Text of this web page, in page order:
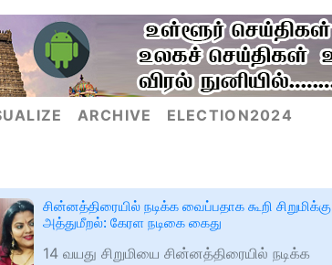
ARCHIVE ELECTION2024
சின்னத்திரையில் நடிக்க வைப்பதாக கூறி சிறுமிக்கு
அத்துமீறல்: கேரள நடிகை கைது
14 வயது சிறுமியை சின்னத்திரையில் நடிக்க